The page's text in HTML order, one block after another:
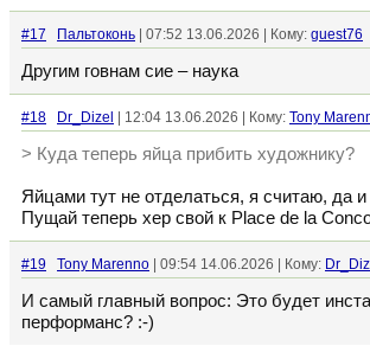
#17 Пальтоконь | 07:52 13.06.2026 | Кому: guest76
Другим говнам сие – наука
#18 Dr_Dizel | 12:04 13.06.2026 | Кому: Tony
> Куда теперь яйца прибить художнику?
Яйцами тут не отделаться, я считаю, да
Пущай теперь хер свой к Place de la
#19 Tony Marenno | 09:54 14.06.2026 | Кому:
И самый главный вопрос: Это будет
перформанс? :⁠-⁠)